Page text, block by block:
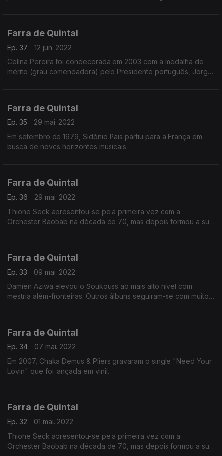
Farra de Quintal
Ep. 37
12 jun. 2022
Celina Pereira foi condecorada em 2003 com a medalha de
mérito (grau comendadora) pelo Presidente português, Jorge
Farra de Quintal
Ep. 35
29 mai. 2022
Em setembro de 1979, Sidónio Pais partiu para a França em
busca de novos horizontes musicais
Farra de Quintal
Ep. 36
29 mai. 2022
Thione Seck apresentou-se pela primeira vez com a
Orchester Baobab na década de 70, mas depois formou a sua
Farra de Quintal
Ep. 33
09 mai. 2022
Damien Aziwa elevou o Soukouss ao mais alto nível com
mestria além-fronteiras. Outros álbuns seguiram-se com muito
Farra de Quintal
Ep. 34
07 mai. 2022
Em 2007, Chaka Demus & Pliers gravaram o single "Need Your
Lovin" que foi lançada em vinil.
Farra de Quintal
Ep. 32
01 mai. 2022
Thione Seck apresentou-se pela primeira vez com a
Orchester Baobab na década de 70, mas depois formou a sua